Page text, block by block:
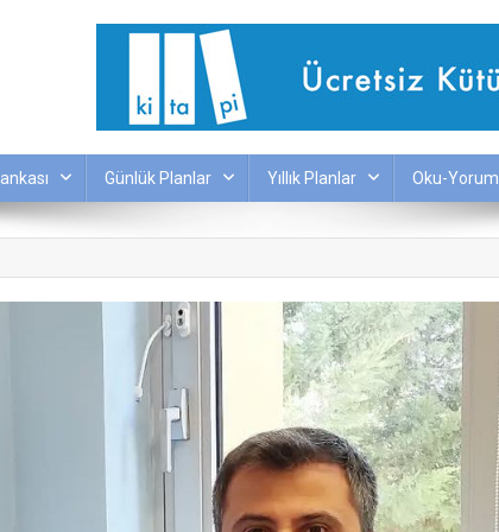
Günlük Planlar Yıllık Planlar Oku-Yorum